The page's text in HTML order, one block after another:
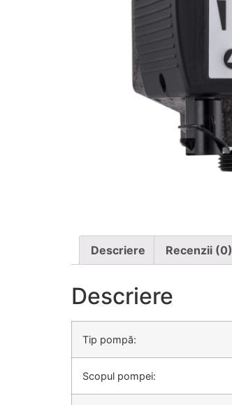
Descriere Recenzii (0)
Descriere
Tip pompă:
Scopul pompei: